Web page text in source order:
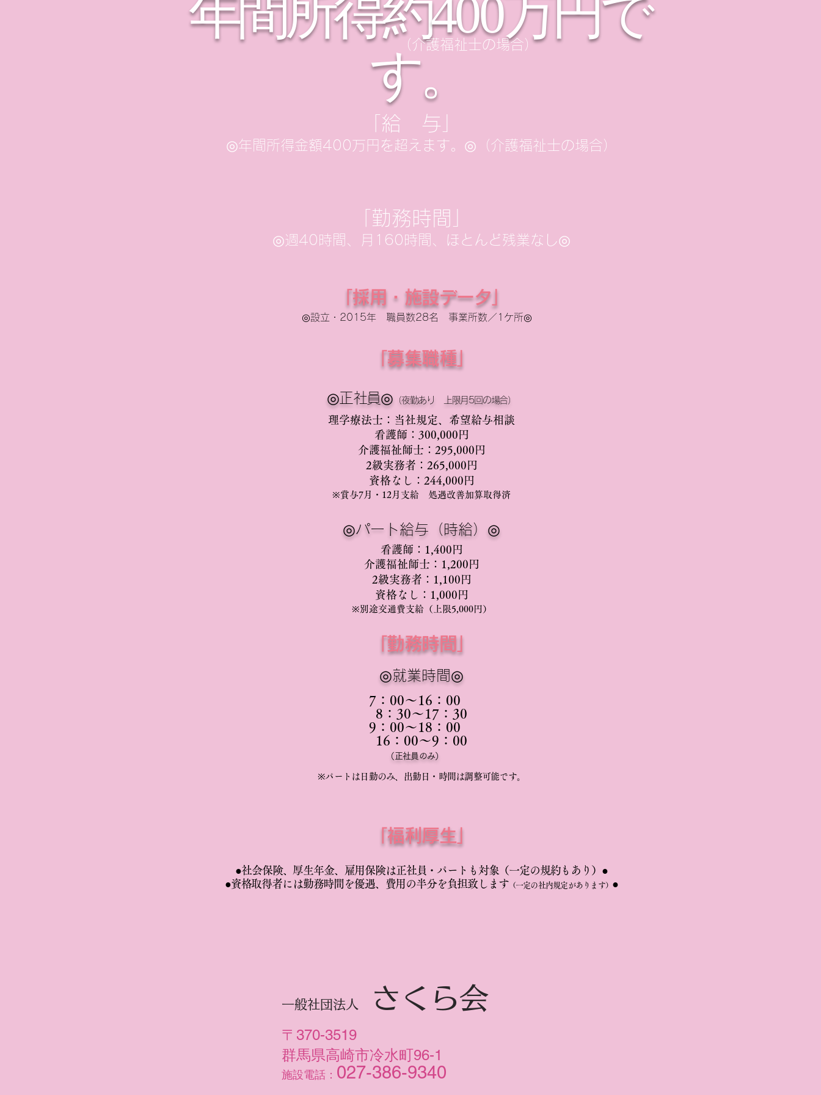
「給 与」
◎年間所得金額400万円を超えます。 ◎ （介護福祉士の場合）
「勤務時間」
◎週40時間、月160時間、ほとんど残業なし◎
「採用・施設データ」
◎設立・2015年 職員数28名 事業所数／1ケ所◎
「募集職種」
◎正社員◎ （夜勤あり 上限月5回の場合）
理学療法士：当社規定、希望給与相談
看護師：300,000円
介護福祉師士：295 ,000円
2級実務者：265,000円
資格なし：244 ,000円
※賞与7月・12月支給 処遇改善加算取得済
◎パート給与（時給） ◎
看護師：1,400円
介護福祉師士：1,200円
2級実務者：1,100円
資格なし：1,000円
※別途交通費支給（上限5,000円）
「勤務時間」
◎就業時間◎
7：00〜16：00
8 ：30〜17：30
9：00〜18：00
16：00〜9：00
（正社員のみ）
※パートは日勤のみ、出勤日・時間は調整可能です。
「福利厚生」
●社会保険、厚生年金、雇用保険は正社員・パートも対象（一定の規約もあり） ●
●資格取得者には勤務時間を優遇、費用の半分を負担致します（一定の社内規定があります） ●
年間所得約400万円で
す。
（介護福祉士の場合）
一般社団法人 さくら会
〒370-3519
群馬県高崎市冷水町96-1
​施設電話： 027-386-9340